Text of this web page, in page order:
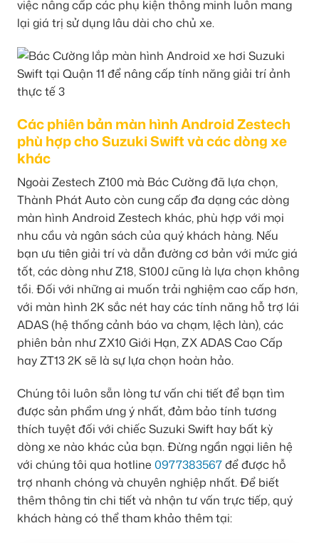
việc nâng cấp các phụ kiện thông minh luôn mang
lại giá trị sử dụng lâu dài cho chủ xe.
Các phiên bản màn hình Android Zestech
phù hợp cho Suzuki Swift và các dòng xe
khác
Ngoài Zestech Z100 mà Bác Cường đã lựa chọn,
Thành Phát Auto còn cung cấp đa dạng các dòng
màn hình Android Zestech khác, phù hợp với mọi
nhu cầu và ngân sách của quý khách hàng. Nếu
bạn ưu tiên giải trí và dẫn đường cơ bản với mức giá
tốt, các dòng như Z18, S100J cũng là lựa chọn không
tồi. Đối với những ai muốn trải nghiệm cao cấp hơn,
với màn hình 2K sắc nét hay các tính năng hỗ trợ lái
ADAS (hệ thống cảnh báo va chạm, lệch làn), các
phiên bản như ZX10 Giới Hạn, ZX ADAS Cao Cấp
hay ZT13 2K sẽ là sự lựa chọn hoàn hảo.
Chúng tôi luôn sẵn lòng tư vấn chi tiết để bạn tìm
được sản phẩm ưng ý nhất, đảm bảo tính tương
thích tuyệt đối với chiếc Suzuki Swift hay bất kỳ
dòng xe nào khác của bạn. Đừng ngần ngại liên hệ
với chúng tôi qua hotline 0977383567để được hỗ
trợ nhanh chóng và chuyên nghiệp nhất. Để biết
thêm thông tin chi tiết và nhận tư vấn trực tiếp, quý
khách hàng có thể tham khảo thêm tại: